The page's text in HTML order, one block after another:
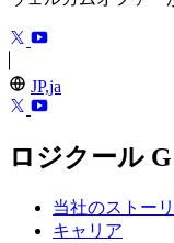
JP,ja
ロジクール G
当社のストー
キャリア